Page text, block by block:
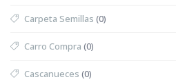
Carpeta Semillas (0)
Carro Compra (0)
Cascanueces (0)